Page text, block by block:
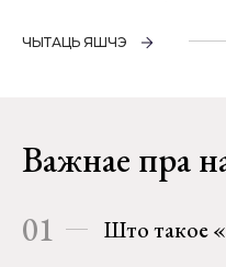
ЧЫТАЦЬ ЯШЧЭ
Важнае пра
01 Што такое